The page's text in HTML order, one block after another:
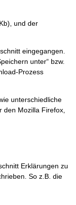
und der
eingegangen.
unter“ bzw.
Prozess
unterschiedliche
den Mozilla Firefox,
Erklärungen zu
So z.B. die